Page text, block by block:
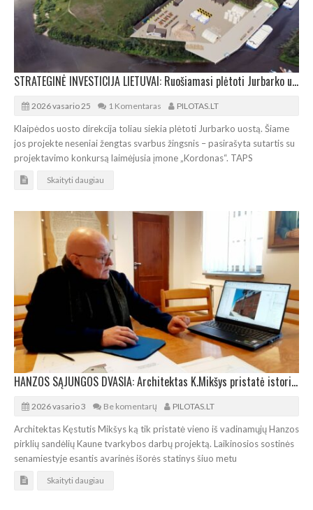
STRATEGINĖ INVESTICIJA LIETUVAI: Ruošiamasi plėtoti Jurbarko uostą
2026 vasario 25 1 Komentaras PILOTAS.LT
Klaipėdos uosto direkcija toliau siekia plėtoti Jurbarko uostą. Šiame
jos projekte neseniai žengtas svarbus žingsnis – pasirašyta sutartis su
projektavimo konkursą laimėjusia įmone „Kordonas“. TAPS
Skaityti daugiau
HANZOS SĄJUNGOS DVASIA: Architektas K.Mikšys pristatė istorinio sandėlio tvarkybos projektą
2026 vasario 3 Be komentarų PILOTAS.LT
Architektas Kęstutis Mikšys ką tik pristatė vieno iš vadinamųjų Hanzos
pirklių sandėlių Kaune tvarkybos darbų projektą. Laikinosios sostinės
senamiestyje esantis avarinės išorės statinys šiuo metu
Skaityti daugiau